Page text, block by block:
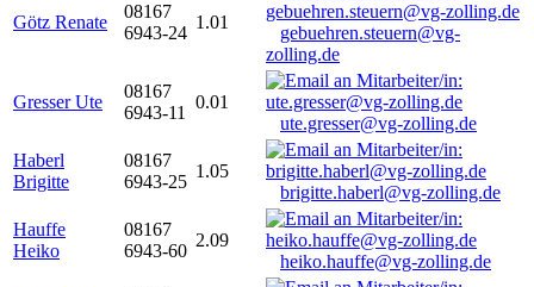
Götz Renate
08167
6943-24
1.01
gebuehren.steuern@vg-
zolling.de
Gresser Ute
08167
6943-11
0.01
ute.gresser@vg-zolling.de
Haberl
Brigitte
08167
6943-25
1.05
brigitte.haberl@vg-zolling.de
Hauffe
Heiko
08167
6943-60
2.09
heiko.hauffe@vg-zolling.de